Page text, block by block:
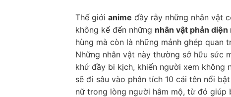
Thế giới anime đầy rẫy những nhân vật
không kể đến những nhân vật phản diện
hùng mà còn là những mảnh ghép
Những nhân vật này thường sở hữu sức
khứ đầy bi kịch, khiến người xem không
sẽ đi sâu vào phân tích 10 cái tên nổi
nữ trong lòng người hâm mộ, từ đó giúp